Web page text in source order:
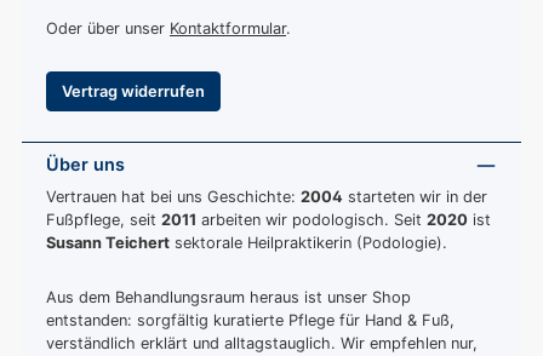
Oder über unser Kontaktformular.
Vertrag widerrufen
Über uns
Vertrauen hat bei uns Geschichte: 2004 starteten wir in der
Fußpflege, seit 2011 arbeiten wir podologisch. Seit 2020 ist
Susann Teichert sektorale Heilpraktikerin (Podologie).
Aus dem Behandlungsraum heraus ist unser Shop
entstanden: sorgfältig kuratierte Pflege für Hand & Fuß,
verständlich erklärt und alltagstauglich. Wir empfehlen nur,